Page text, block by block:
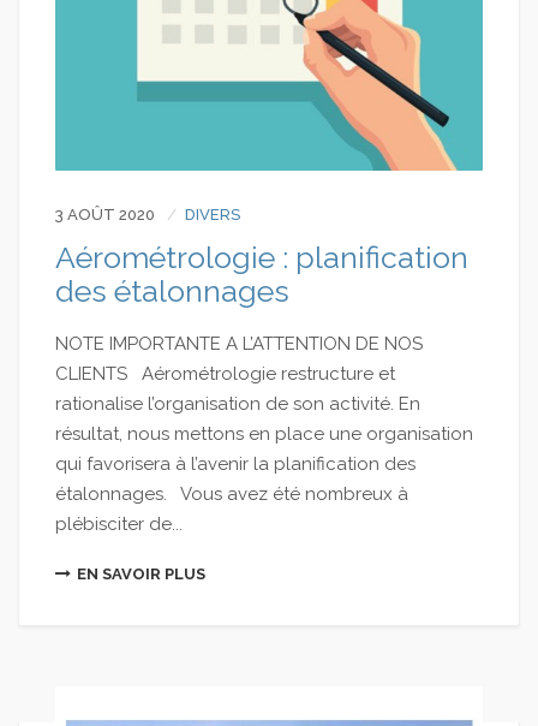
3 AOÛT 2020 DIVERS
Aérométrologie : planification
des étalonnages
NOTE IMPORTANTE A L’ATTENTION DE NOS
CLIENTS Aérométrologie restructure et
rationalise l’organisation de son activité. En
résultat, nous mettons en place une organisation
qui favorisera à l’avenir la planification des
étalonnages. Vous avez été nombreux à
plébisciter de...
EN SAVOIR PLUS